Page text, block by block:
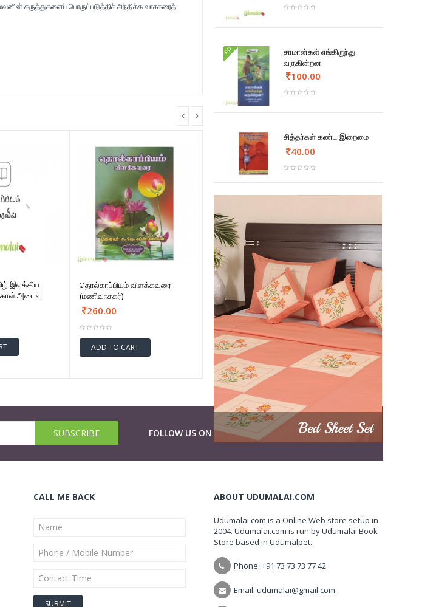
கருத்துகளைப் பொருட்படுத்திச் சிந்திக்க வாசகரைத்
இலக்கிய
அடைவு
தொல்காப்பியம் விளக்கவுரை
(மணிவாசகர்)
260.00
ADD TO CART
FD
சாமான்கள் எங்கிருந்து
வருகின்றன
100.00
சித்தர்கள் கண்ட இறைமை
40.00
FOLLOW US ON
CALL ME BACK ABOUT UDUMALAI.COM
Udumalai.com is a Online Web store setup in
2004. Udumalai.com is run by Udumalai Book
Store based in Udumalpet.
Phone: +91 73 73 73 77 42
Email: udumalai@gmail.com